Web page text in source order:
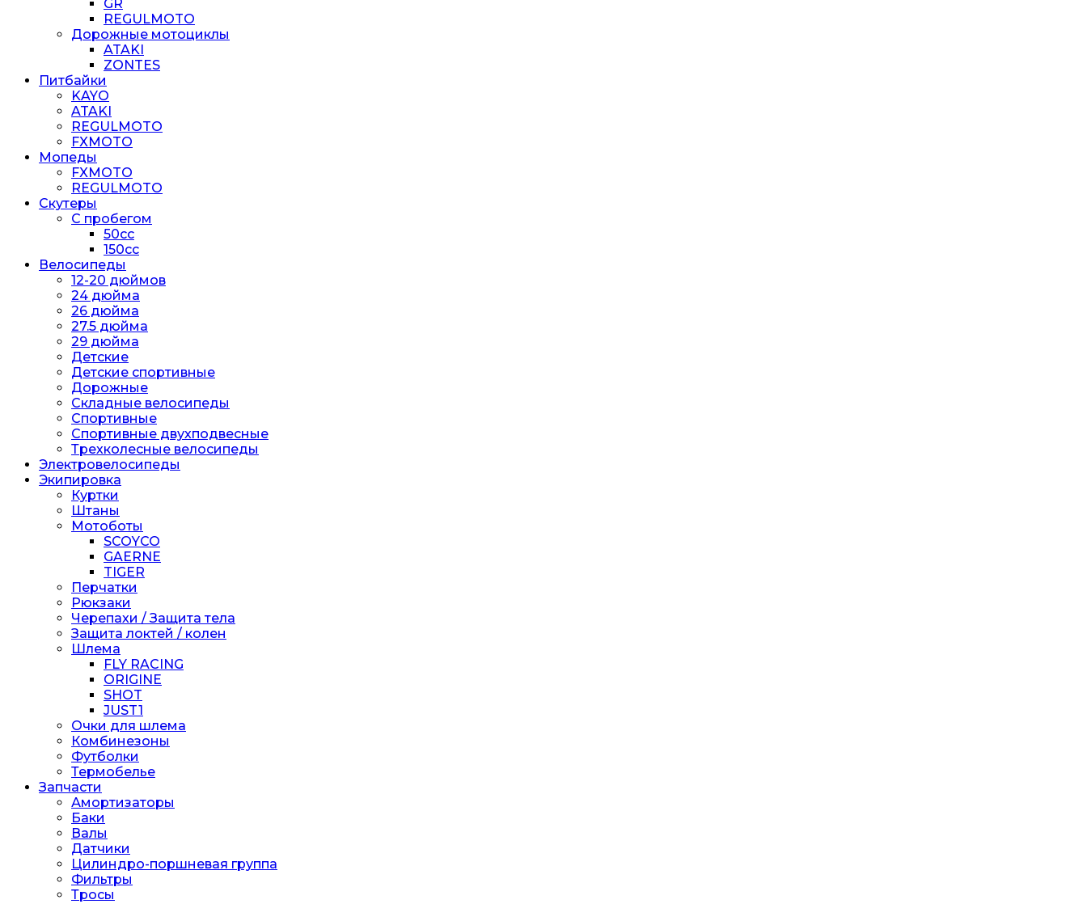
GR
REGULMOTO
Дорожные мотоциклы
ATAKI
ZONTES
Питбайки
KAYO
ATAKI
REGULMOTO
FXMOTO
Мопеды
FXMOTO
REGULMOTO
Скутеры
С пробегом
50cc
150cc
Велосипеды
12-20 дюймов
24 дюйма
26 дюйма
27.5 дюйма
29 дюйма
Детские
Детские спортивные
Дорожные
Складные велосипеды
Спортивные
Спортивные двухподвесные
Трехколесные велосипеды
Электровелосипеды
Экипировка
Куртки
Штаны
Мотоботы
SCOYCO
GAERNE
TIGER
Перчатки
Рюкзаки
Черепахи / Защита тела
Защита локтей / колен
Шлема
FLY RACING
ORIGINE
SHOT
JUST1
Очки для шлема
Комбинезоны
Футболки
Термобелье
Запчасти
Амортизаторы
Баки
Валы
Датчики
Цилиндро-поршневая группа
Фильтры
Тросы